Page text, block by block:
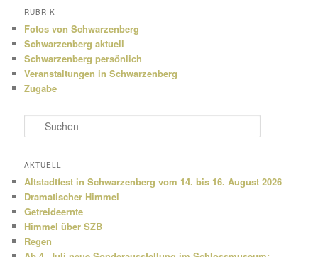
RUBRIK
Fotos von Schwarzenberg
Schwarzenberg aktuell
Schwarzenberg persönlich
Veranstaltungen in Schwarzenberg
Zugabe
u
h
n
AKTUELL
Altstadtfest in Schwarzenberg vom 14. bis 16. August 2026
Dramatischer Himmel
Getreideernte
Himmel über SZB
Regen